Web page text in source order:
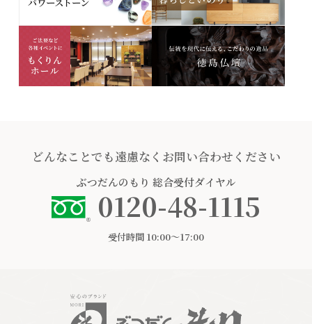
どんなことでも遠慮なくお問い合わせください
ぶつだんのもり 総合受付ダイヤル
0120-48-1115
受付時間 10:00〜17:00